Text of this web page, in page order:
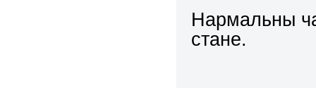
Нармальны
стане.